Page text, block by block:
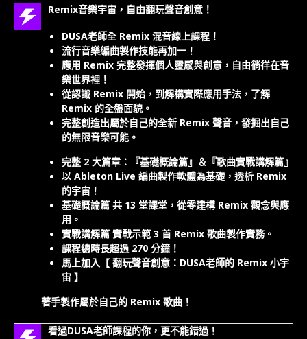
Remix音樂宇宙，自由翻玩聲音創意！
DUSA老師全 Remix 混音線上課程！
流行音樂編曲製作技能再加一！
應用 Remix 完整發揮個人靈感與創意，自由徜徉在音
樂世界裡！
從認識 Remix 開始，到解構實際應用手法，了解
Remix 的全盤面貌。
完整創造出屬於自己的全新 Remix 聲音，發掘出自己
的無限音樂可能。
完整 2 大篇章：『基礎概論篇』＆『歌曲實戰講解篇』
以 Ableton Live 編曲製作軟體為基礎，透析 Remix
的宇宙！
基礎概論篇 共 13 堂課堂，從零建構 Remix 觀念與應
用。
實戰講解篇 實戰示範 3 首 Remix 歌曲製作實務。
課程總時長超過 270 分鐘！
馬上加入【 翻玩聲音創意：DUSA老師的 Remix 小宇
宙 】
著手製作屬於自己的 Remix 歌曲！
看過DUSA老師課程的你，更不能錯過！